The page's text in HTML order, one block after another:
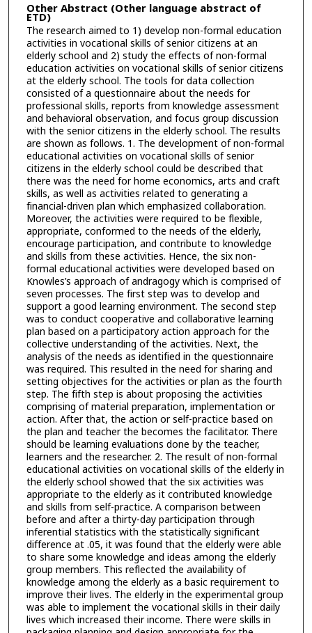
Other Abstract (Other language abstract of
ETD)
The research aimed to 1) develop non-formal education
activities in vocational skills of senior citizens at an
elderly school and 2) study the effects of non-formal
education activities on vocational skills of senior citizens
at the elderly school. The tools for data collection
consisted of a questionnaire about the needs for
professional skills, reports from knowledge assessment
and behavioral observation, and focus group discussion
with the senior citizens in the elderly school. The results
are shown as follows. 1. The development of non-formal
educational activities on vocational skills of senior
citizens in the elderly school could be described that
there was the need for home economics, arts and craft
skills, as well as activities related to generating a
financial-driven plan which emphasized collaboration.
Moreover, the activities were required to be flexible,
appropriate, conformed to the needs of the elderly,
encourage participation, and contribute to knowledge
and skills from these activities. Hence, the six non-
formal educational activities were developed based on
Knowles’s approach of andragogy which is comprised of
seven processes. The first step was to develop and
support a good learning environment. The second step
was to conduct cooperative and collaborative learning
plan based on a participatory action approach for the
collective understanding of the activities. Next, the
analysis of the needs as identified in the questionnaire
was required. This resulted in the need for sharing and
setting objectives for the activities or plan as the fourth
step. The fifth step is about proposing the activities
comprising of material preparation, implementation or
action. After that, the action or self-practice based on
the plan and teacher the becomes the facilitator. There
should be learning evaluations done by the teacher,
learners and the researcher. 2. The result of non-formal
educational activities on vocational skills of the elderly in
the elderly school showed that the six activities was
appropriate to the elderly as it contributed knowledge
and skills from self-practice. A comparison between
before and after a thirty-day participation through
inferential statistics with the statistically significant
difference at .05, it was found that the elderly were able
to share some knowledge and ideas among the elderly
group members. This reflected the availability of
knowledge among the elderly as a basic requirement to
improve their lives. The elderly in the experimental group
was able to implement the vocational skills in their daily
lives which increased their income. There were skills in